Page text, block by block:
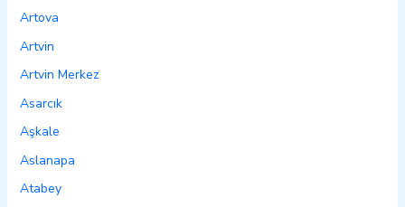
Artova
Artvin
Artvin Merkez
Asarcık
Aşkale
Aslanapa
Atabey